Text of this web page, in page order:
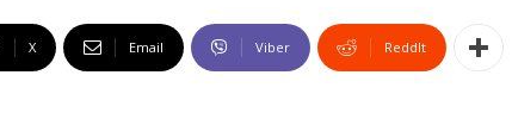
X Email Viber ReddIt